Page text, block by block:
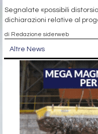
Segnalate «possibili
dichiarazioni relative al
di Redazione siderweb
Altre News